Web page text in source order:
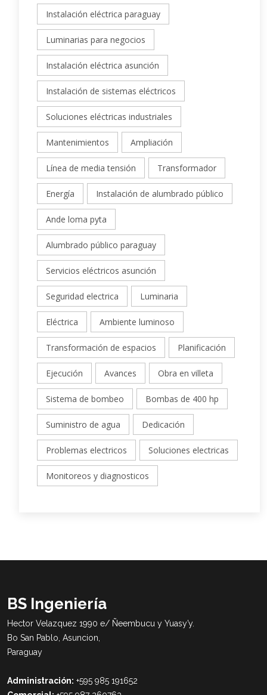
Instalación eléctrica paraguay
Luminarias para negocios
Instalación eléctrica asunción
Instalación de sistemas eléctricos
Soluciones eléctricas industriales
Mantenimientos Ampliación
Línea de media tensión Transformador
Energía Instalación de alumbrado público
Ande loma pyta
Alumbrado público paraguay
Servicios eléctricos asunción
Seguridad electrica Luminaria
Eléctrica Ambiente luminoso
Transformación de espacios Planificación
Ejecución Avances Obra en villeta
Sistema de bombeo Bombas de 400 hp
Suministro de agua Dedicación
Problemas electricos Soluciones electricas
Monitoreos y diagnosticos
BS Ingeniería
Hector Velazquez 1990 e/ Ñeembucu y Yuasy’y.
Bo San Pablo, Asuncion,
Paraguay
Administración: +595 985 191652